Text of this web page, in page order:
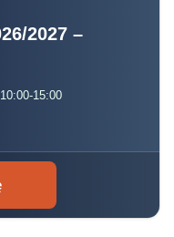
2027 –
15:00